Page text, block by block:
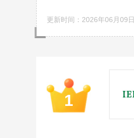
更新时间：2026年06月09日
1